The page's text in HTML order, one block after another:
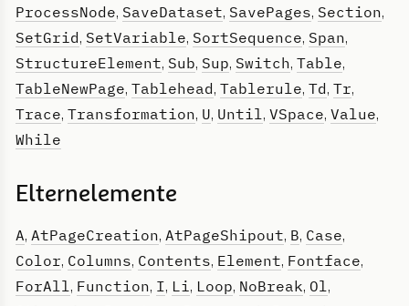
ProcessNode, SaveDataset, SavePages, Section,
SetGrid, SetVariable, SortSequence, Span,
StructureElement, Sub, Sup, Switch, Table,
TableNewPage, Tablehead, Tablerule, Td, Tr,
Trace, Transformation, U, Until , VSpace, Value,
While
Elternelemente
A, AtPageCreation, AtPageShipout, B, Case,
Color, Columns, Contents, Element, Fontface,
ForAll , Function, I, Li , Loop, NoBreak, Ol ,